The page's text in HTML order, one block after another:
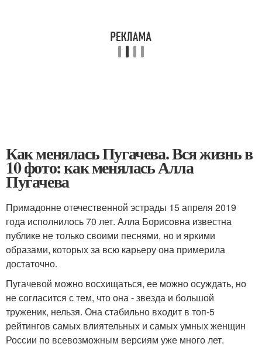
Как менялась Пугачева. Вся жизнь в
10 фото: как менялась Алла
Пугачева
Примадонне отечественной эстрады 15 апреля 2019
года исполнилось 70 лет. Алла Борисовна известна
публике не только своими песнями, но и яркими
образами, которых за всю карьеру она примерила
достаточно.
Пугачевой можно восхищаться, ее можно осуждать, но
не согласится с тем, что она - звезда и большой
труженик, нельзя. Она стабильно входит в топ-5
рейтингов самых влиятельных и самых умных женщин
России по всевозможным версиям уже много лет.